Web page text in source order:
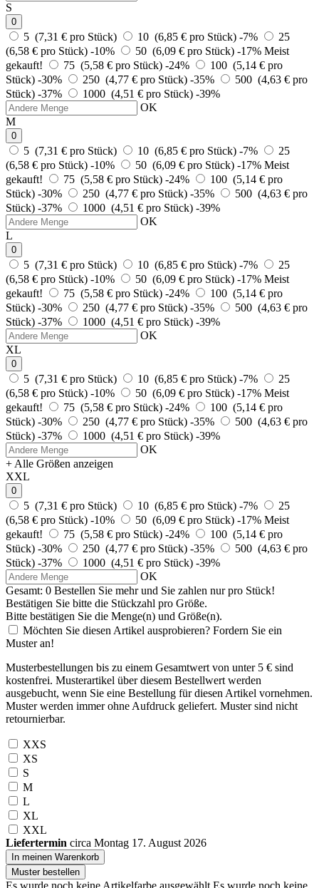
S
0
5 (7,31 € pro Stück) 10 (6,85 € pro Stück) -7%
25
(6,58 € pro Stück) -10% 50 (6,09 € pro Stück) -17% Meist
gekauft!
75 (5,58 € pro Stück) -24%
100 (5,14 € pro
Stück) -30% 250 (4,77 € pro Stück) -35%
500 (4,63 € pro
Stück) -37% 1000 (4,51 € pro Stück) -39%
OK
M
0
5 (7,31 € pro Stück) 10 (6,85 € pro Stück) -7%
25
(6,58 € pro Stück) -10% 50 (6,09 € pro Stück) -17% Meist
gekauft!
75 (5,58 € pro Stück) -24%
100 (5,14 € pro
Stück) -30% 250 (4,77 € pro Stück) -35%
500 (4,63 € pro
Stück) -37% 1000 (4,51 € pro Stück) -39%
OK
L
0
5 (7,31 € pro Stück) 10 (6,85 € pro Stück) -7%
25
(6,58 € pro Stück) -10% 50 (6,09 € pro Stück) -17% Meist
gekauft!
75 (5,58 € pro Stück) -24%
100 (5,14 € pro
Stück) -30% 250 (4,77 € pro Stück) -35%
500 (4,63 € pro
Stück) -37% 1000 (4,51 € pro Stück) -39%
OK
XL
0
5 (7,31 € pro Stück) 10 (6,85 € pro Stück) -7%
25
(6,58 € pro Stück) -10% 50 (6,09 € pro Stück) -17% Meist
gekauft!
75 (5,58 € pro Stück) -24%
100 (5,14 € pro
Stück) -30% 250 (4,77 € pro Stück) -35%
500 (4,63 € pro
Stück) -37% 1000 (4,51 € pro Stück) -39%
OK
+ Alle Größen anzeigen
XXL
0
5 (7,31 € pro Stück) 10 (6,85 € pro Stück) -7%
25
(6,58 € pro Stück) -10% 50 (6,09 € pro Stück) -17% Meist
gekauft!
75 (5,58 € pro Stück) -24%
100 (5,14 € pro
Stück) -30% 250 (4,77 € pro Stück) -35%
500 (4,63 € pro
Stück) -37% 1000 (4,51 € pro Stück) -39%
OK
Gesamt: 0 Bestellen Sie mehr und Sie zahlen nurpro Stück!
Bestätigen Sie bitte die Stückzahl pro Größe.
Bitte bestätigen Sie die Menge(n) und Größe(n).
Möchten Sie diesen Artikel ausprobieren? Fordern Sie ein
Muster an!
Musterbestellungen bis zu einem Gesamtwert von unter 5 € sind
kostenfrei. Musterartikel über diesem Bestellwert werden
ausgebucht, wenn Sie eine Bestellung für diesen Artikel vornehmen.
Muster werden immer ohne Aufdruck geliefert. Muster sind nicht
retournierbar.
XXS
XS
S
M
L
XL
XXL
Liefertermin circa Montag 17. August 2026
In meinen Warenkorb
Muster bestellen
Es wurde noch keine Artikelfarbe ausgewählt. Es wurde noch keine